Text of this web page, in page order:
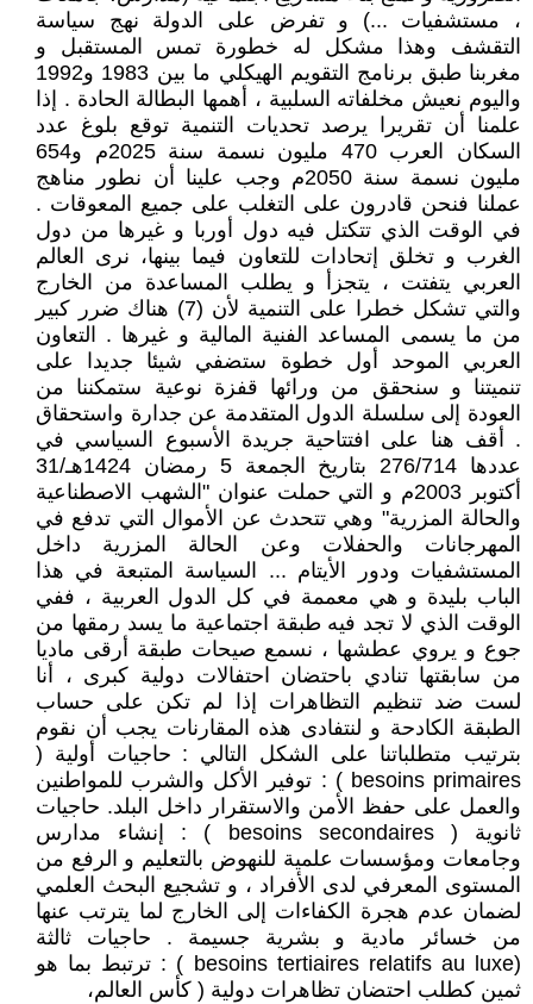
، مستشفيات ...) و تفرض على الدولة نهج سياسة
التقشف وهذا مشكل له خطورة تمس المستقبل و
مغربنا طبق برنامج التقويم الهيكلي ما بين 1983 و1992
واليوم نعيش مخلفاته السلبية ، أهمها البطالة الحادة . إذا
علمنا أن تقريرا يرصد تحديات التنمية توقع بلوغ عدد
السكان العرب 470 مليون نسمة سنة 2025م و654
مليون نسمة سنة 2050م وجب علينا أن نطور مناهج
عملنا فنحن قادرون على التغلب على جميع المعوقات .
في الوقت الذي تتكتل فيه دول أوربا و غيرها من دول
الغرب و تخلق إتحادات للتعاون فيما بينها، نرى العالم
العربي يتفتت ، يتجزأ و يطلب المساعدة من الخارج
والتي تشكل خطرا على التنمية لأن (7) هناك ضرر كبير
من ما يسمى المساعد الفنية المالية و غيرها . التعاون
العربي الموحد أول خطوة ستضفي شيئا جديدا على
تنميتنا و سنحقق من ورائها قفزة نوعية ستمكننا من
العودة إلى سلسلة الدول المتقدمة عن جدارة واستحقاق
. أقف هنا على افتتاحية جريدة الأسبوع السياسي في
عددها 276/714 بتاريخ الجمعة 5 رمضان 1424هـ/31
أكتوبر 2003م و التي حملت عنوان "الشهب الاصطناعية
والحالة المزرية" وهي تتحدث عن الأموال التي تدفع في
المهرجانات والحفلات وعن الحالة المزرية داخل
المستشفيات ودور الأيتام ... السياسة المتبعة في هذا
الباب بليدة و هي معممة في كل الدول العربية ، ففي
الوقت الذي لا تجد فيه طبقة اجتماعية ما يسد رمقها من
جوع و يروي عطشها ، نسمع صيحات طبقة أرقى ماديا
من سابقتها تنادي باحتضان احتفالات دولية كبرى ، أنا
لست ضد تنظيم التظاهرات إذا لم تكن على حساب
الطبقة الكادحة و لنتفادى هذه المقارنات يجب أن نقوم
بترتيب متطلباتنا على الشكل التالي : حاجيات أولية (
besoins primaires ) : توفير الأكل والشرب للمواطنين
والعمل على حفظ الأمن والاستقرار داخل البلد. حاجيات
ثانوية ( besoins secondaires ) : إنشاء مدارس
وجامعات ومؤسسات علمية للنهوض بالتعليم و الرفع من
المستوى المعرفي لدى الأفراد ، و تشجيع البحث العلمي
لضمان عدم هجرة الكفاءات إلى الخارج لما يترتب عنها
من خسائر مادية و بشرية جسيمة . حاجيات ثالثة
(besoins tertiaires relatifs au luxe ) : ترتبط بما هو
ثمين كطلب احتضان تظاهرات دولية ( كأس العالم،